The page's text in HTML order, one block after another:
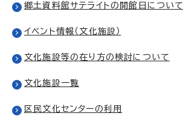
郷土資料館サテライトの開館日について
イベント情報（文化施設）
文化施設等の在り方の検討について
文化施設一覧
区民文化センターの利用